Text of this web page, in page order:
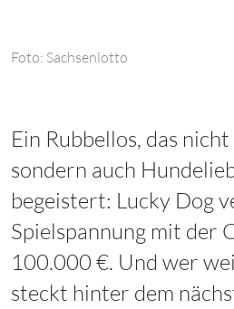
Foto: Sachsenlotto
Ein Rubbellos, das
sondern auch
begeistert: Lucky Dog
Spielspannung mit der
100.000 €. Und wer
steckt hinter dem